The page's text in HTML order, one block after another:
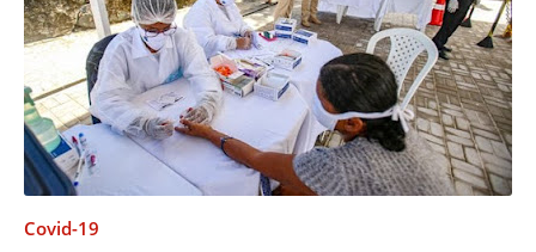
Covid-19